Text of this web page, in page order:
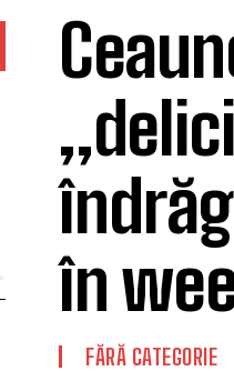
în
FĂRĂ CATEGORIE